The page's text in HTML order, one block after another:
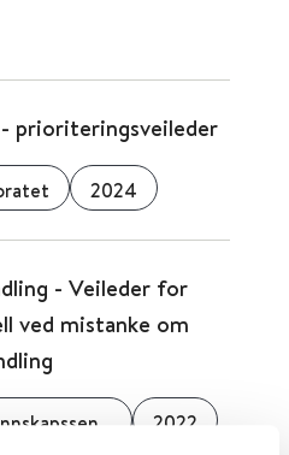
prioriteringsveileder
2024
- Veileder for
ved mistanke om
2022